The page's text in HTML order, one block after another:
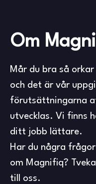
Om
Mår du bra så
och det är vår
förutsättningarna
utvecklas. Vi finns
ditt jobb lättare.
Har du några
om Magnifiq?
till oss.